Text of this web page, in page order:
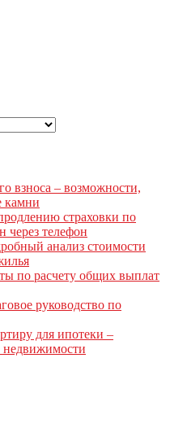
взноса – возможности,
камни
страховки по
через телефон
анализ стоимости
по расчету общих выплат
руководство по
для ипотеки –
недвижимости